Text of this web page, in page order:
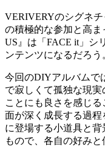
VERIVERYのシグネ
の積極的な参加と高
US』は「FACE it」シ
ンテンツになるだろう
今回のDIYアルバムで
で寂しくて孤独な現
ことにも良さを感じ
面が深く成長する過
に登場する小道具と
もので、各自の好みと